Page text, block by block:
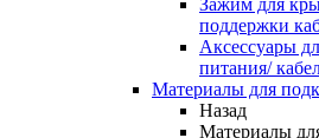
Зажим для
поддержки
Аксессуары
питания/
Материалы для
Назад
Материалы